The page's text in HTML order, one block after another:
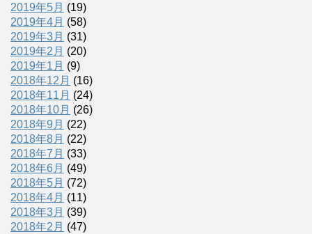
2019年5月 (19)
2019年4月 (58)
2019年3月 (31)
2019年2月 (20)
2019年1月 (9)
2018年12月 (16)
2018年11月 (24)
2018年10月 (26)
2018年9月 (22)
2018年8月 (22)
2018年7月 (33)
2018年6月 (49)
2018年5月 (72)
2018年4月 (11)
2018年3月 (39)
2018年2月 (47)